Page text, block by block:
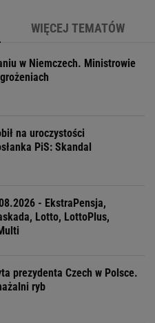
WIĘCEJ TEMATÓW
w Niemczech. Ministrowie
na uroczystości
PiS: Skandal
- EkstraPensja,
Lotto, LottoPlus,
prezydenta Czech w Polsce.
ryb